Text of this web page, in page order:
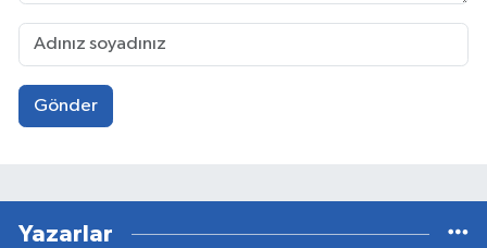
Gönder
Yazarlar